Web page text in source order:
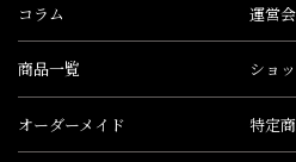
コラム
商品一覧
オーダーメイド
運営
ショ
特定